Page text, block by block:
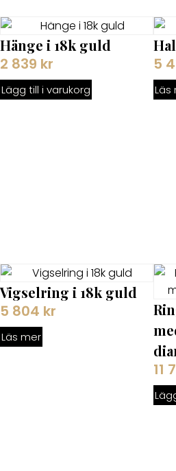
Hänge i 18k guld
2 839 kr
Lägg till i varukorg
5
Läs
Vigselring i 18k guld
5 804 kr
Läs mer
11